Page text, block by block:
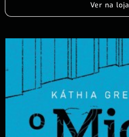
Ver na loja